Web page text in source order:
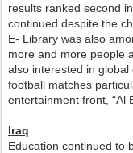
results ranked second
continued despite the
E- Library was also
more and more people
also interested in global
football matches
entertainment front, “Al
Iraq
Education continued to